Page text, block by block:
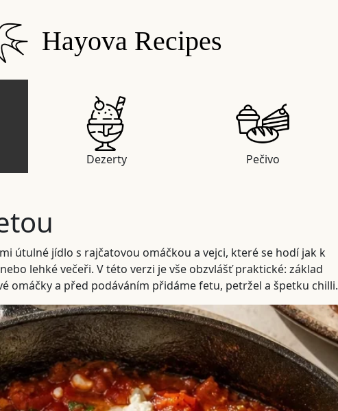
Hayova Recipes
Dezerty Pečivo
útulné jídlo s rajčatovou omáčkou a vejci, které se hodí jak k
lehké večeři. V této verzi je vše obzvlášť praktické: základ
omáčky a před podáváním přidáme fetu, petržel a špetku chilli.